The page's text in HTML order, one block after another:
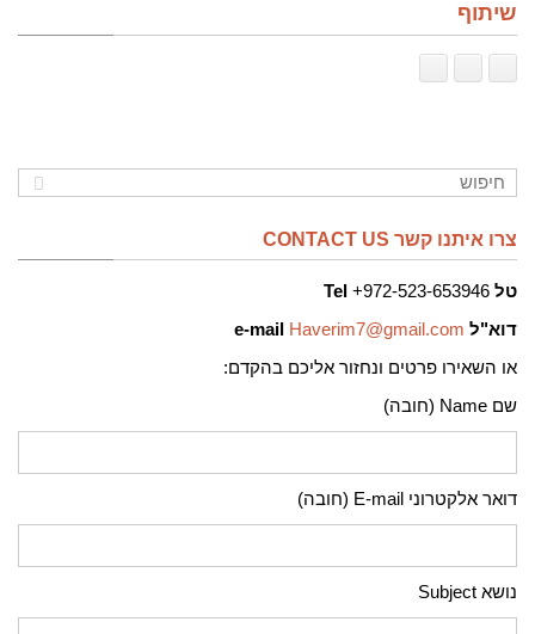
שיתוף
צרו איתנו קשר CONTACT US
טל
Tel
דוא"ל
e-mail Haverim7@gmail.com
או השאירו פרטים ונחזור אליכם בהקדם:
שם Name (חובה)
דואר אלקטרוני E-mail (חובה)
נושא Subject